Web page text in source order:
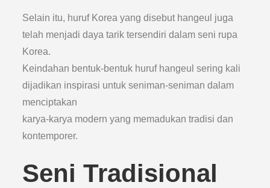
Selain itu, huruf Korea yang disebut hangeul juga
telah menjadi daya tarik tersendiri dalam seni rupa
Korea.
Keindahan bentuk-bentuk huruf hangeul sering kali
dijadikan inspirasi untuk seniman-seniman dalam
menciptakan
karya-karya modern yang memadukan tradisi dan
kontemporer.
Seni Tradisional